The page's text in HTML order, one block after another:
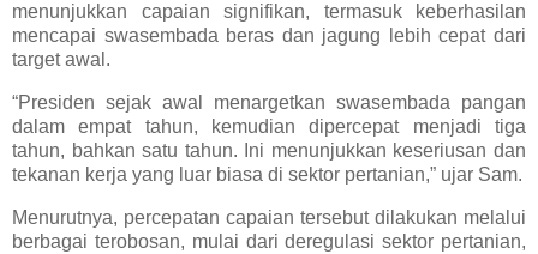
menunjukkan capaian signifikan, termasuk keberhasilan
mencapai swasembada beras dan jagung lebih cepat dari
target awal.
“Presiden sejak awal menargetkan swasembada pangan
dalam empat tahun, kemudian dipercepat menjadi tiga
tahun, bahkan satu tahun. Ini menunjukkan keseriusan dan
tekanan kerja yang luar biasa di sektor pertanian,” ujar Sam.
Menurutnya, percepatan capaian tersebut dilakukan melalui
berbagai terobosan, mulai dari deregulasi sektor pertanian,